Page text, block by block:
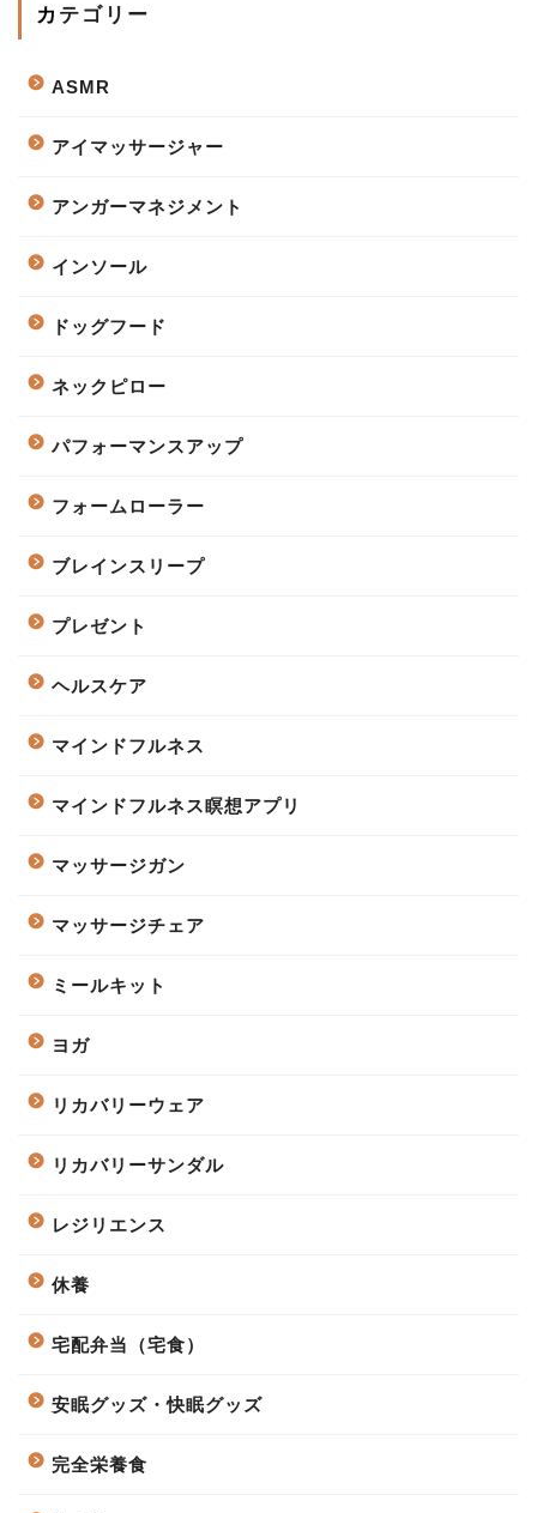
カテゴリー
ASMR
アイマッサージャー
アンガーマネジメント
インソール
ドッグフード
ネックピロー
パフォーマンスアップ
フォームローラー
ブレインスリープ
プレゼント
ヘルスケア
マインドフルネス
マインドフルネス瞑想アプリ
マッサージガン
マッサージチェア
ミールキット
ヨガ
リカバリーウェア
リカバリーサンダル
レジリエンス
休養
宅配弁当（宅食）
安眠グッズ・快眠グッズ
完全栄養食